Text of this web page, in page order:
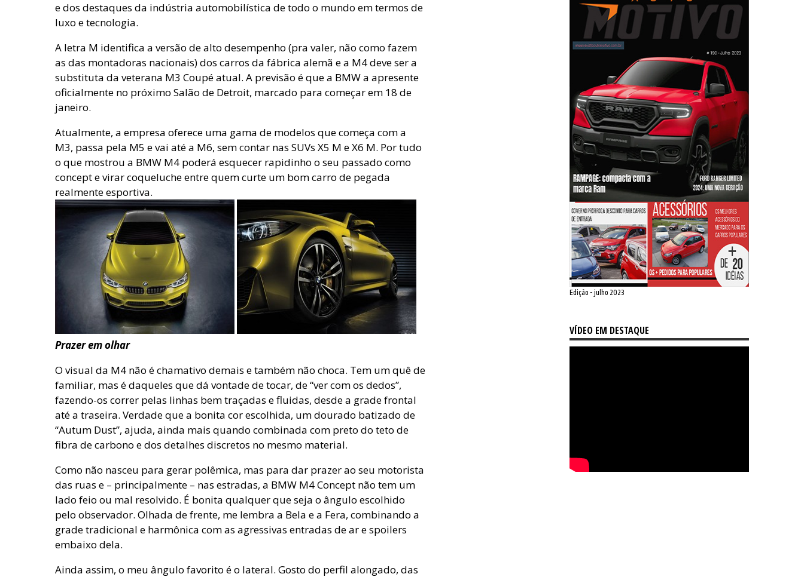
e dos destaques da indústria automobilística de todo o mundo em termos de
luxo e tecnologia.
A letra M identifica a versão de alto desempenho (pra valer, não como fazem
as das montadoras nacionais) dos carros da fábrica alemã e a M4 deve ser a
substituta da veterana M3 Coupé atual. A previsão é que a BMW a apresente
oficialmente no próximo Salão de Detroit, marcado para começar em 18 de
janeiro.
Atualmente, a empresa oferece uma gama de modelos que começa com a
M3, passa pela M5 e vai até a M6, sem contar nas SUVs X5 M e X6 M. Por tudo
o que mostrou a BMW M4 poderá esquecer rapidinho o seu passado como
concept e virar coqueluche entre quem curte um bom carro de pegada
realmente esportiva.
Prazer em olhar
O visual da M4 não é chamativo demais e também não choca. Tem um quê de
familiar, mas é daqueles que dá vontade de tocar, de “ver com os dedos”,
fazendo-os correr pelas linhas bem traçadas e fluidas, desde a grade frontal
até a traseira. Verdade que a bonita cor escolhida, um dourado batizado de
“Autum Dust”, ajuda, ainda mais quando combinada com preto do teto de
fibra de carbono e dos detalhes discretos no mesmo material.
Como não nasceu para gerar polêmica, mas para dar prazer ao seu motorista
das ruas e – principalmente – nas estradas, a BMW M4 Concept não tem um
lado feio ou mal resolvido. É bonita qualquer que seja o ângulo escolhido
pelo observador. Olhada de frente, me lembra a Bela e a Fera, combinando a
grade tradicional e harmônica com as agressivas entradas de ar e spoilers
embaixo dela.
Ainda assim, o meu ângulo favorito é o lateral. Gosto do perfil alongado, das
Edição - julho 2023
VÍDEO EM DESTAQUE